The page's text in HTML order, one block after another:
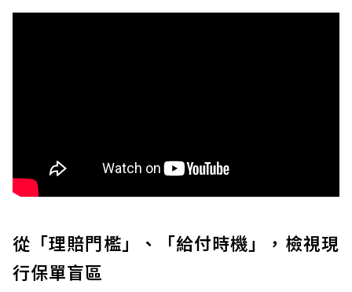
從「理賠門檻」、「給付時機」，檢視現
行保單盲區